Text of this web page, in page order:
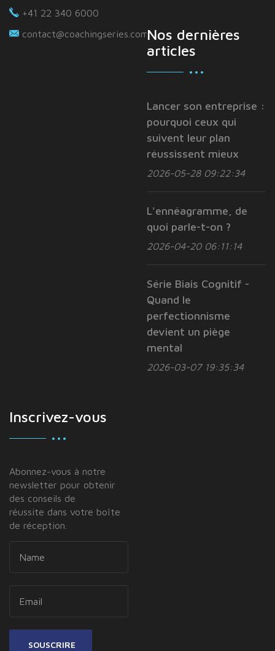
+41 22 340 6000
contact@coachingseries.comNos dernières
articles
Lancer son entreprise :
pourquoi ceux qui
suivent leur plan
réussissent mieux
2026-05-28 09:22:34
L'ennéagramme, de
quoi parle-t-on ?
2026-04-20 06:11:14
Série Biais Cognitif -
Quand le
perfectionnisme
devient un piège
mental
2026-03-07 19:35:34
Inscrivez-vous
Abonnez-vous à notre
newsletter pour obtenir
des conseils de
réussite dans votre boîte
de réception.
SOUSCRIRE